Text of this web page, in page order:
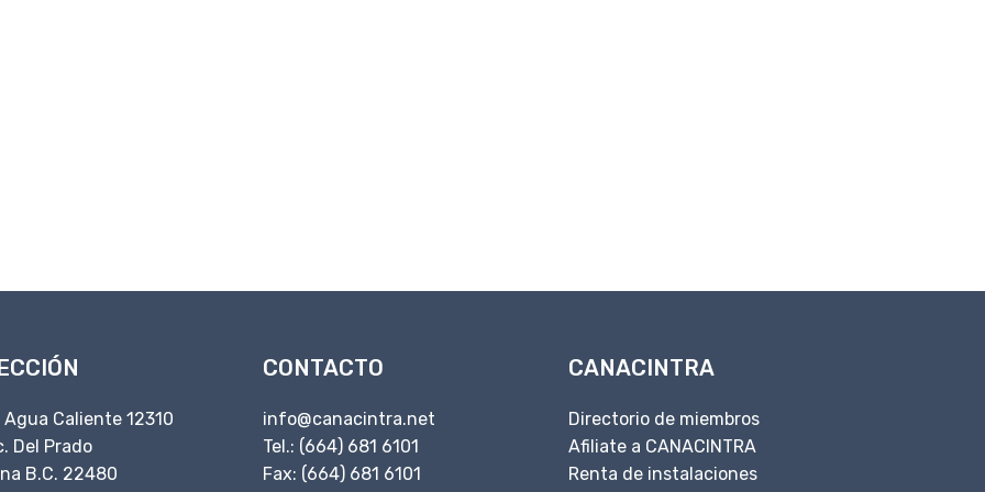
Agua Caliente 12310
Del Prado
B.C. 22480
CONTACTO
info@canacintra.net
Tel.: (664) 681 6101
Fax: (664) 681 6101
CANACINTRA
Directorio de miembros
Afiliate a CANACINTRA
Renta de instalaciones